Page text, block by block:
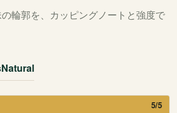
輪郭を、カッピングノートと強度で
Natural
5/5